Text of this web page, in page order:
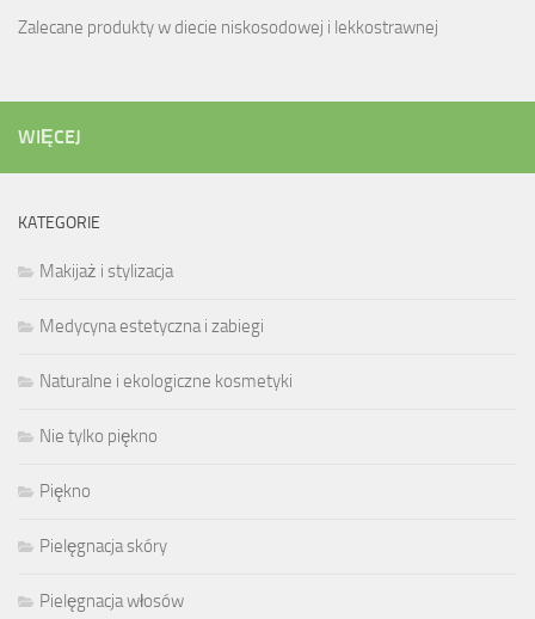
Zalecane produkty w diecie niskosodowej i lekkostrawnej
WIĘCEJ
KATEGORIE
Makijaż i stylizacja
Medycyna estetyczna i zabiegi
Naturalne i ekologiczne kosmetyki
Nie tylko piękno
Piękno
Pielęgnacja skóry
Pielęgnacja włosów